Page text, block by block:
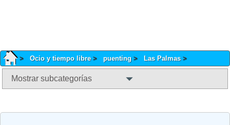
Ocio y tiempo libre puenting Las Palmas
Mostrar subcategorías